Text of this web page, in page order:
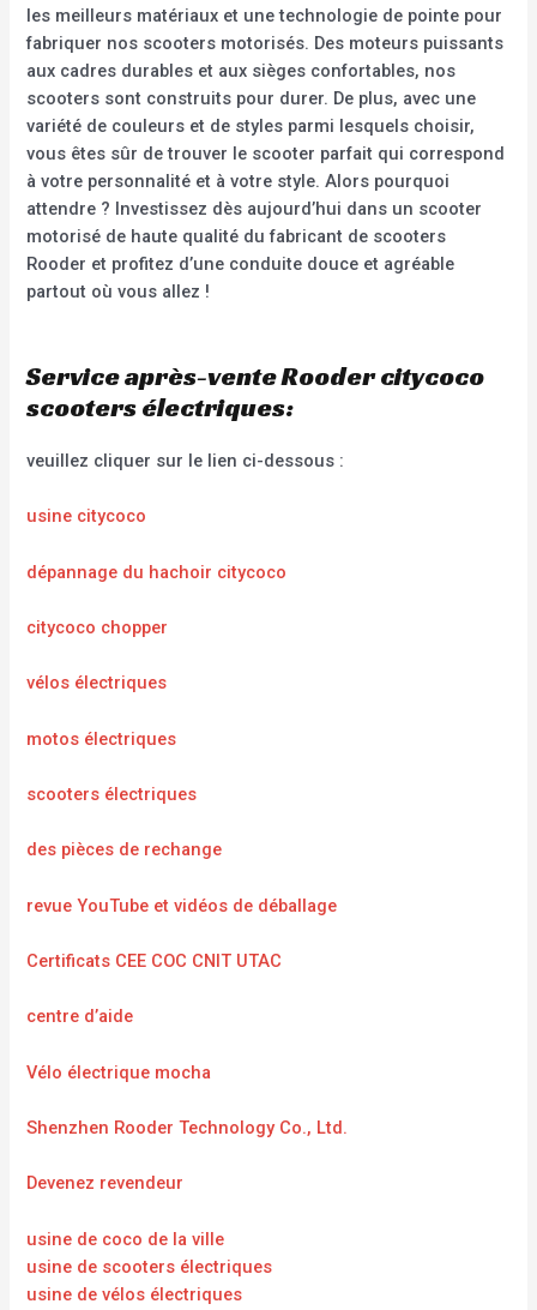
les meilleurs matériaux et une technologie de pointe pour
fabriquer nos scooters motorisés. Des moteurs puissants
aux cadres durables et aux sièges confortables, nos
scooters sont construits pour durer. De plus, avec une
variété de couleurs et de styles parmi lesquels choisir,
vous êtes sûr de trouver le scooter parfait qui correspond
à votre personnalité et à votre style. Alors pourquoi
attendre ? Investissez dès aujourd’hui dans un scooter
motorisé de haute qualité du fabricant de scooters
Rooder et profitez d’une conduite douce et agréable
partout où vous allez !
Service après-vente Rooder citycoco
scooters électriques:
veuillez cliquer sur le lien ci-dessous :
usine citycoco
dépannage du hachoir citycoco
citycoco chopper
vélos électriques
motos électriques
scooters électriques
des pièces de rechange
revue YouTube et vidéos de déballage
Certificats CEE COC CNIT UTAC
centre d’aide
Vélo électrique mocha
Shenzhen Rooder Technology Co., Ltd.
Devenez revendeur
usine de coco de la ville
usine de scooters électriques
usine de vélos électriques